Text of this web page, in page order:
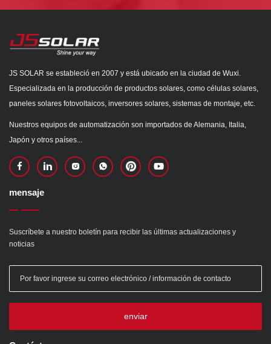
JS SOLAR se estableció en 2007 y está ubicado en la ciudad de Wuxi.
Especializada en la producción de productos solares, como células solares,
paneles solares fotovoltaicos, inversores solares, sistemas de montaje, etc.
Nuestros equipos de automatización son importados de Alemania, Italia,
Japón y otros países...
mensaje
Suscríbete a nuestro boletín para recibir las últimas actualizaciones y
noticias
enviar